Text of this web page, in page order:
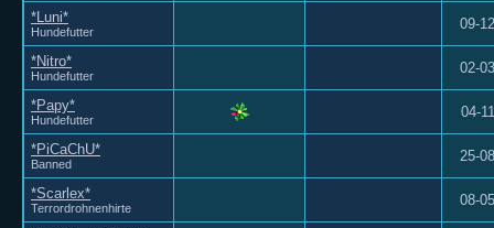
*Luni*
Hundefutter 09-
*Nitro*
Hundefutter 02-
*Papy*
Hundefutter 04-
*PiCaChU*
Banned 25-
*Scarlex*
Terrordrohnenhirte 08-